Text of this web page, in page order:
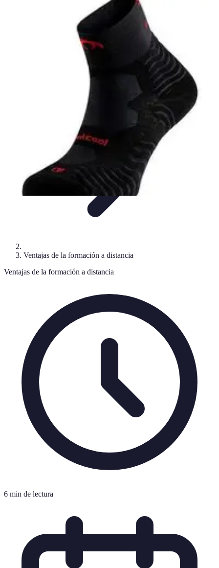
Aprendizaje Efectivo Comparativas Plataformas
Formación a Distancia
Ventajas de la formación a distancia
Ventajas de la formación a distancia
6 min de lectura